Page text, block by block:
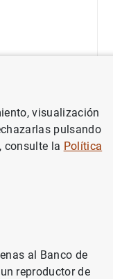
visualización
pulsando
consulte la Política
al Banco de
reproductor de